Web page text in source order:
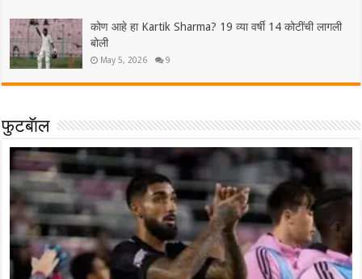
कोण आहे हा Kartik Sharma? 19 व्या वर्षी 14 कोटींची लागली
बोली
May 5, 2026 9
फुटबॅाल